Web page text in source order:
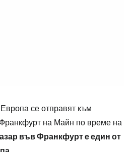
се отправят към
на Майн по време на
във Франкфурт е един от